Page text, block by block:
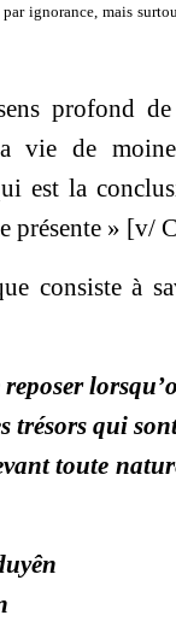
ignorance, mais
profond
vie de
est la
présente » [v/
consiste à
qui sont
toute